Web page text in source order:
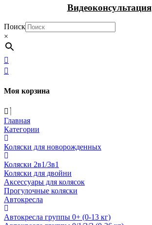
Видеоконсультация
Поиск
×
Моя корзина
Главная
Категории
Коляски для новорожденных
Коляски 2в1/3в1
Коляски для двойни
Аксессуары для колясок
Прогулочные коляски
Автокресла
Автокресла группы 0+ (0-13 кг)